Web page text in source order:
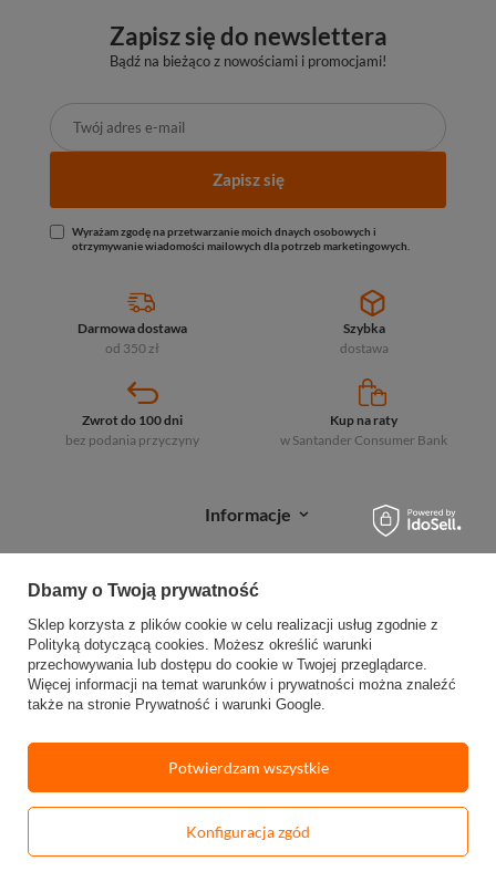
Dodaj do koszyka
Zapisz się do newslettera
Bądź na bieżąco z nowościami i promocjami!
Zapisz się
Wyrażam zgodę na przetwarzanie moich dnaych osobowych i
otrzymywanie wiadomości mailowych dla potrzeb marketingowych.
Darmowa dostawa
od 350 zł
Szybka
dostawa
Zwrot do 100 dni
bez podania przyczyny
Kup na raty
w Santander Consumer Bank
Informacje
Moje zamówienia
Sprawdź status zamówienia
Śledź przesyłkę
Zwroty
Dbamy o Twoją prywatność
Sklep korzysta z plików cookie w celu realizacji usług zgodnie z
Polityką dotyczącą cookies. Możesz określić warunki
przechowywania lub dostępu do cookie w Twojej przeglądarce.
Więcej informacji na temat warunków i prywatności można znaleźć
także na stronie Prywatność i warunki Google.
Konfiguracja zgód
Potwierdzam wszystkie